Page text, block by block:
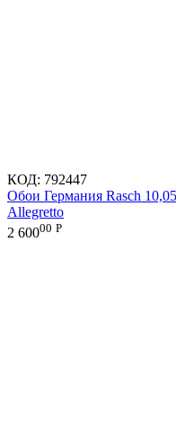
КОД: 792447
Обои Германия Rasch
Allegretto
2 60000 Р